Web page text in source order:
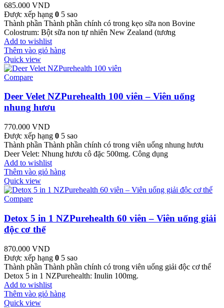
685.000 VND
Được xếp hạng 0 5 sao
Thành phần Thành phần chính có trong kẹo sữa non Bovine
Colostrum: Bột sữa non tự nhiên New Zealand (tương
Add to wishlist
Thêm vào giỏ hàng
Quick view
Compare
Deer Velet NZPurehealth 100 viên – Viên uống
nhung hươu
770.000 VND
Được xếp hạng 0 5 sao
Thành phần Thành phần chính có trong viên uống nhung hươu
Deer Velet: Nhung hươu cô đặc 500mg. Công dụng
Add to wishlist
Thêm vào giỏ hàng
Quick view
Compare
Detox 5 in 1 NZPurehealth 60 viên – Viên uống giải
độc cơ thể
870.000 VND
Được xếp hạng 0 5 sao
Thành phần Thành phần chính có trong viên uống giải độc cơ thể
Detox 5 in 1 NZPurehealth: Inulin 100mg.
Add to wishlist
Thêm vào giỏ hàng
Quick view